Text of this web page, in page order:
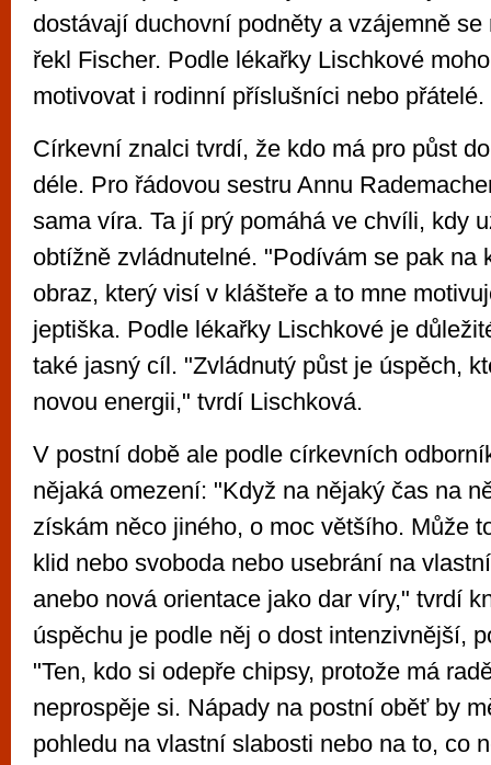
dostávají duchovní podněty a vzájemně
řekl Fischer. Podle lékařky Lischkové
motivovat i rodinní příslušníci nebo přátelé.
Církevní znalci tvrdí, že kdo má pro půst
déle. Pro řádovou sestru Annu
sama víra. Ta jí prý pomáhá ve chvíli, kdy
obtížně zvládnutelné. "Podívám se pak na
obraz, který visí v klášteře a to mne
jeptiška. Podle lékařky Lischkové je
také jasný cíl. "Zvládnutý půst je úspěch,
novou energii," tvrdí Lischková.
V postní době ale podle církevních
nějaká omezení: "Když na nějaký čas na
získám něco jiného, o moc většího. Může
klid nebo svoboda nebo usebrání na
anebo nová orientace jako dar víry," tvrdí
úspěchu je podle něj o dost intenzivnější,
"Ten, kdo si odepře chipsy, protože má
neprospěje si. Nápady na postní oběť by
pohledu na vlastní slabosti nebo na to, co